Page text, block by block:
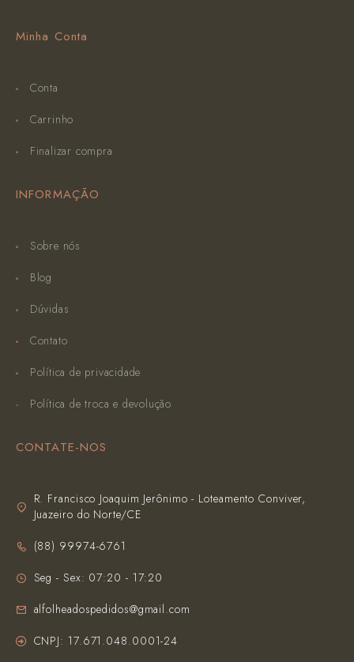
Minha Conta
Conta
Carrinho
Finalizar compra
INFORMAÇÃO
Sobre nós
Blog
Dúvidas
Contato
Política de privacidade
Política de troca e devolução
CONTATE-NOS
R. Francisco Joaquim Jerônimo - Loteamento Conviver,
Juazeiro do Norte/CE
(‪88) 99974-6761‬
Seg - Sex: 07:20 - 17:20
alfolheadospedidos@gmail.com
CNPJ: 17.671.048.0001-24